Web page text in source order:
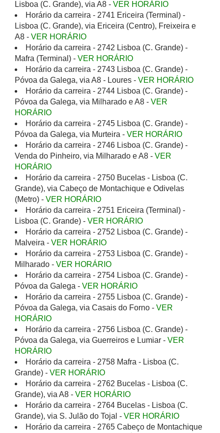
Lisboa (C. Grande), via A8 - VER HORÁRIO
Horário da carreira - 2741 Ericeira (Terminal) -
Lisboa (C. Grande), via Ericeira (Centro), Freixeira e
A8 - VER HORÁRIO
Horário da carreira - 2742 Lisboa (C. Grande) -
Mafra (Terminal) - VER HORÁRIO
Horário da carreira - 2743 Lisboa (C. Grande) -
Póvoa da Galega, via A8 - Loures - VER HORÁRIO
Horário da carreira - 2744 Lisboa (C. Grande) -
Póvoa da Galega, via Milharado e A8 - VER
HORÁRIO
Horário da carreira - 2745 Lisboa (C. Grande) -
Póvoa da Galega, via Murteira - VER HORÁRIO
Horário da carreira - 2746 Lisboa (C. Grande) -
Venda do Pinheiro, via Milharado e A8 - VER
HORÁRIO
Horário da carreira - 2750 Bucelas - Lisboa (C.
Grande), via Cabeço de Montachique e Odivelas
(Metro) - VER HORÁRIO
Horário da carreira - 2751 Ericeira (Terminal) -
Lisboa (C. Grande) - VER HORÁRIO
Horário da carreira - 2752 Lisboa (C. Grande) -
Malveira - VER HORÁRIO
Horário da carreira - 2753 Lisboa (C. Grande) -
Milharado - VER HORÁRIO
Horário da carreira - 2754 Lisboa (C. Grande) -
Póvoa da Galega - VER HORÁRIO
Horário da carreira - 2755 Lisboa (C. Grande) -
Póvoa da Galega, via Casais do Forno - VER
HORÁRIO
Horário da carreira - 2756 Lisboa (C. Grande) -
Póvoa da Galega, via Guerreiros e Lumiar - VER
HORÁRIO
Horário da carreira - 2758 Mafra - Lisboa (C.
Grande) - VER HORÁRIO
Horário da carreira - 2762 Bucelas - Lisboa (C.
Grande), via A8 - VER HORÁRIO
Horário da carreira - 2764 Bucelas - Lisboa (C.
Grande), via S. Julão do Tojal - VER HORÁRIO
Horário da carreira - 2765 Cabeço de Montachique